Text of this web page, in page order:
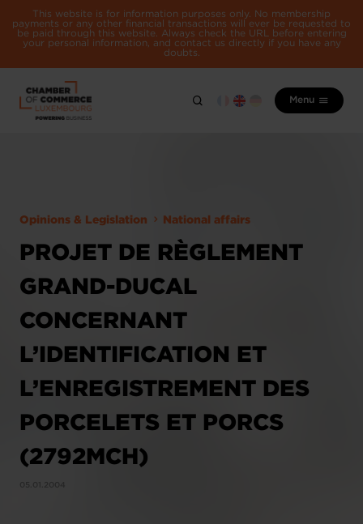
This website is for information purposes only. No membership
payments or any other financial transactions will ever be requested to
be paid through this website. Always check the URL before entering
your personal information, and contact us directly if you have any
doubts.
Menu
Opinions & Legislation National affairs
PROJET DE RÈGLEMENT
GRAND-DUCAL
CONCERNANT
L’IDENTIFICATION ET
L’ENREGISTREMENT DES
PORCELETS ET PORCS
(2792MCH)